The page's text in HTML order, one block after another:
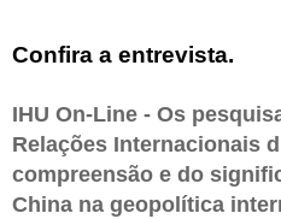
Confira a entrevista.
IHU On-Line - Os
Relações Internacionais
compreensão e do
China na geopolítica